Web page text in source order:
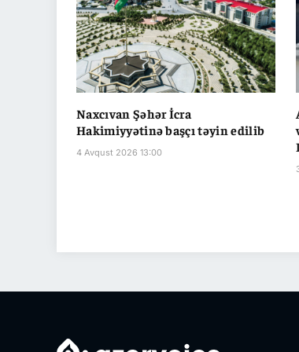
Naxcıvan Şəhər İcra
Hakimiyyətinə başçı təyin edilib
4 Avqust 2026 13:00